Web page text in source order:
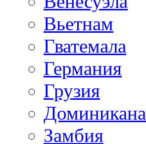
Вьетнам
Гватемала
Германия
Грузия
Доминикана
Замбия